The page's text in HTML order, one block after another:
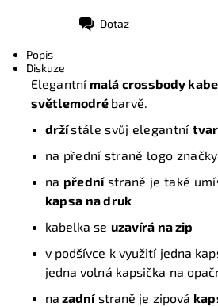
Dotaz
Popis
Diskuze
Elegantní malá crossbody
světlemodré barvě.
držístále svůj elegantnítvar
na přední straně logo značky
na přednístraně je také
kapsa na druk
kabelka se uzavírá na zip
v podšívce k využití jedna
jedna volná kapsička na
na zadnístraně je zipová